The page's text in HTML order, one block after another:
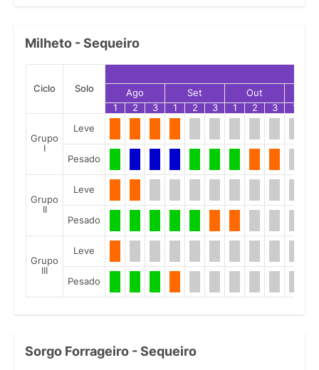
Milheto - Sequeiro
Ciclo Solo Ago Set Out
1
2 3 1 2 3 1 2 3 1
Grupo
I
Leve
Pesado
Grupo
II
Leve
Pesado
Grupo
III
Leve
Pesado
Sorgo Forrageiro - Sequeiro